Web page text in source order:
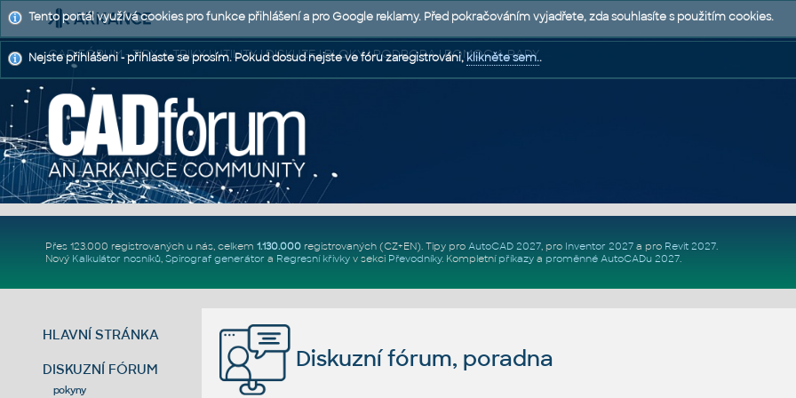
CAD FÓRUM - TIPY A TRIKY | UTILITY | DISKUZE | BLOKY | PODPORA | POMOC A RADY
Přes 123.000 registrovaných u nás, celkem 1.130.000registrovaných (CZ+EN). Tipy pro AutoCAD 2027, pro Inventor 2027a pro Revit 2027.
Nový Kalkulátor nosníků, Spirograf generátor a Regresní křivkyv sekci Převodníky. Kompletní příkazya proměnné AutoCADu 2027.
HLAVNÍ STRÁNKA
DISKUZNÍ FÓRUM
pokyny
Diskuzní fórum, poradna
Tento portál využívá cookies pro funkce přihlášení a pro Google reklamy. Před pokračováním vyjadřete, zda souhlasíte s použitím cookies.
Nejste přihlášeni - přihlaste se prosím. Pokud dosud nejste ve fóru zaregistrováni,klikněte sem..